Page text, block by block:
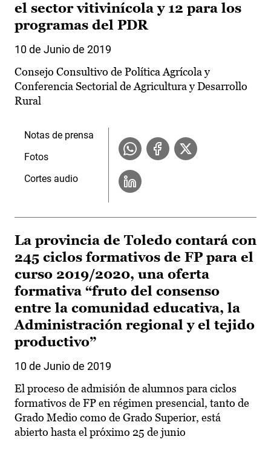
el sector vitivinícola y 12 para los
programas del PDR
10 de Junio de 2019
Consejo Consultivo de Política Agrícola y
Conferencia Sectorial de Agricultura y Desarrollo
Rural
Notas de prensa
Fotos
Cortes audio
La provincia de Toledo contará con
245 ciclos formativos de FP para el
curso 2019/2020, una oferta
formativa “fruto del consenso
entre la comunidad educativa, la
Administración regional y el tejido
productivo”
10 de Junio de 2019
El proceso de admisión de alumnos para ciclos
formativos de FP en régimen presencial, tanto de
Grado Medio como de Grado Superior, está
abierto hasta el próximo 25 de junio